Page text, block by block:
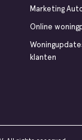
Marketing
Online
klanten